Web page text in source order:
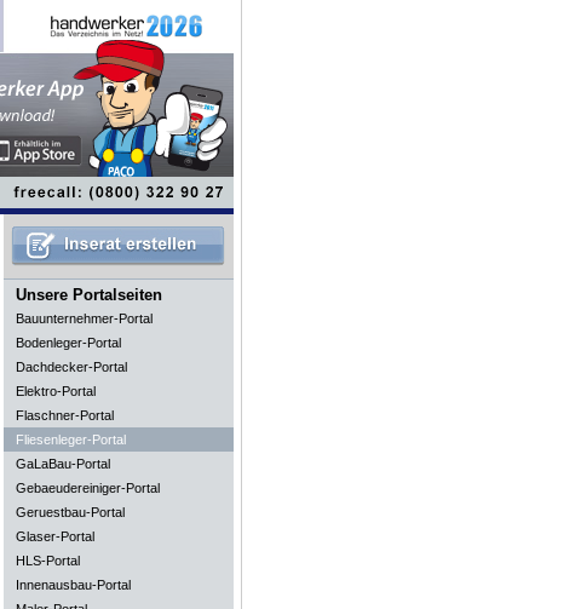
Unsere Portalseiten
Bauunternehmer-Portal
Bodenleger-Portal
Dachdecker-Portal
Elektro-Portal
Flaschner-Portal
Fliesenleger-Portal
GaLaBau-Portal
Gebaeudereiniger-Portal
Geruestbau-Portal
Glaser-Portal
HLS-Portal
Innenausbau-Portal